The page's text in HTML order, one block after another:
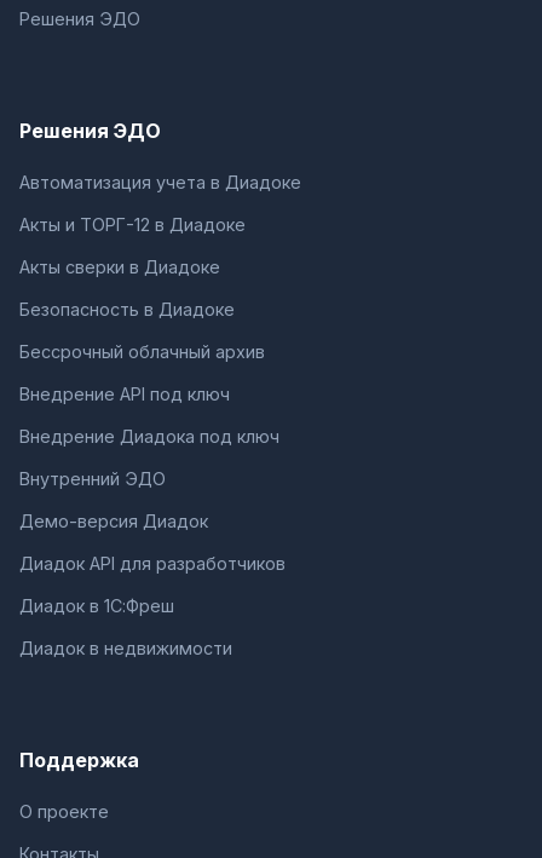
Решения ЭДО
Решения ЭДО
Автоматизация учета в Диадоке
Акты и ТОРГ-12 в Диадоке
Акты сверки в Диадоке
Безопасность в Диадоке
Бессрочный облачный архив
Внедрение API под ключ
Внедрение Диадока под ключ
Внутренний ЭДО
Демо-версия Диадок
Диадок API для разработчиков
Диадок в 1С:Фреш
Диадок в недвижимости
Поддержка
О проекте
Контакты